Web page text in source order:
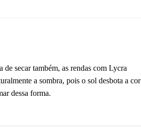
secar também, as rendas com Lycra
a sombra, pois o sol desbota a cor
dessa forma.